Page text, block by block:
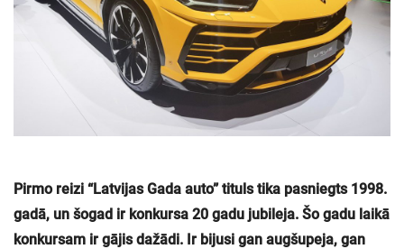
Pirmo reizi “Latvijas Gada auto” tituls tika pasniegts 1998.
gadā, un šogad ir konkursa 20 gadu jubileja. Šo gadu laikā
konkursam ir gājis dažādi. Ir bijusi gan augšupeja, gan